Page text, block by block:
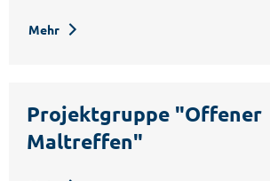
Mehr
Projektgruppe "Offener
Maltreffen"